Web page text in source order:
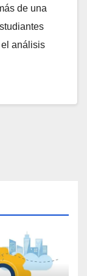
de una
análisis